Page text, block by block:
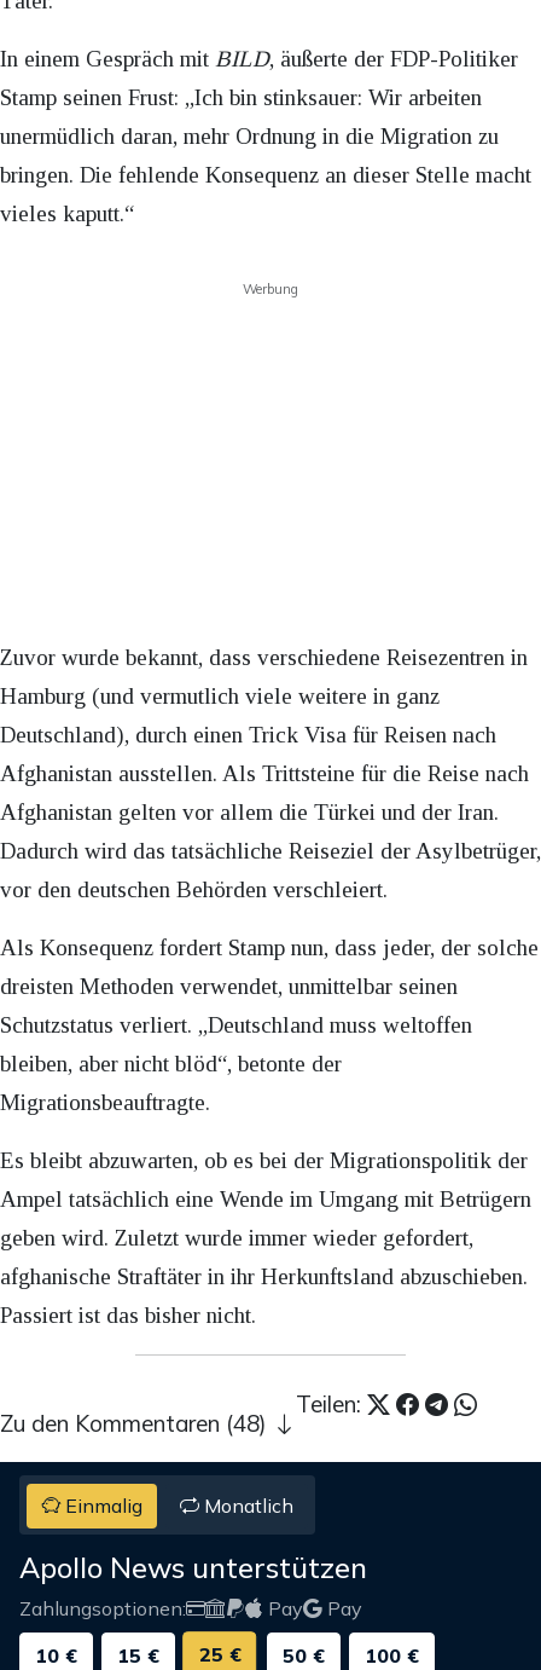
In einem Gespräch mit BILD, äußerte der FDP-Politiker
Stamp seinen Frust: „Ich bin stinksauer: Wir arbeiten
unermüdlich daran, mehr Ordnung in die Migration zu
bringen. Die fehlende Konsequenz an dieser Stelle macht
vieles kaputt.“
Werbung
Zuvor wurde bekannt, dass verschiedene Reisezentren in
Hamburg (und vermutlich viele weitere in ganz
Deutschland), durch einen Trick Visa für Reisen nach
Afghanistan ausstellen. Als Trittsteine für die Reise nach
Afghanistan gelten vor allem die Türkei und der Iran.
Dadurch wird das tatsächliche Reiseziel der Asylbetrüger,
vor den deutschen Behörden verschleiert.
Als Konsequenz fordert Stamp nun, dass jeder, der solche
dreisten Methoden verwendet, unmittelbar seinen
Schutzstatus verliert. „Deutschland muss weltoffen
bleiben, aber nicht blöd“, betonte der
Migrationsbeauftragte.
Es bleibt abzuwarten, ob es bei der Migrationspolitik der
Ampel tatsächlich eine Wende im Umgang mit Betrügern
geben wird. Zuletzt wurde immer wieder gefordert,
afghanische Straftäter in ihr Herkunftsland abzuschieben.
Passiert ist das bisher nicht.
Teilen:
Zu den Kommentaren (48)
Einmalig Monatlich
Apollo News unterstützen
Zahlungsoptionen: Pay
Pay
10 €
15 € 25 € 50 € 100 €